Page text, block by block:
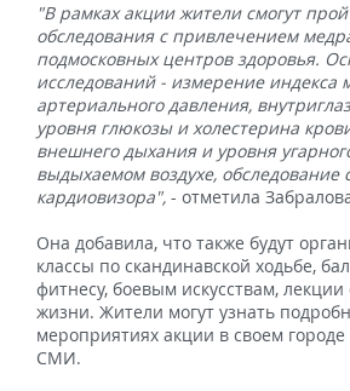
"В рамках акции жители смогут
обследования с привлечением
подмосковных центров здоровья.
исследований - измерение индекса
артериального давления,
уровня глюкозы и холестерина
внешнего дыхания и уровня
выдыхаемом воздухе,
кардиовизора", - отметила
Она добавила, что также будут
классы по скандинавской ходьбе,
фитнесу, боевым искусствам,
жизни. Жители могут узнать
мероприятиях акции в своем
СМИ.